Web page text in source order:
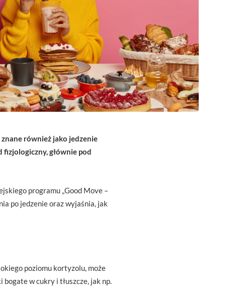
również jako jedzenie
fizjologiczny, głównie pod
programu „Good Move –
po jedzenie oraz wyjaśnia, jak
poziomu kortyzolu, może
w cukry i tłuszcze, jak np.